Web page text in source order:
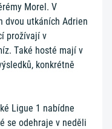
Morel. V
dvou utkáních Adrien
prožívají v
Také hosté mají v
konkrétně
Ligue 1 nabídne
se odehraje v neděli